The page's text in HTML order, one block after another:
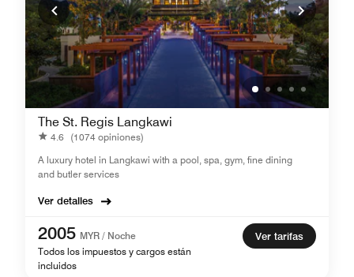
The St. Regis Langkawi
4.6 (1074 opiniones)
A luxury hotel in Langkawi with a pool, spa, gym, fine dining
and butler services
Ver detalles
2005 MYR / Noche
Todos los impuestos y cargos están
incluidos
Ver tarifas